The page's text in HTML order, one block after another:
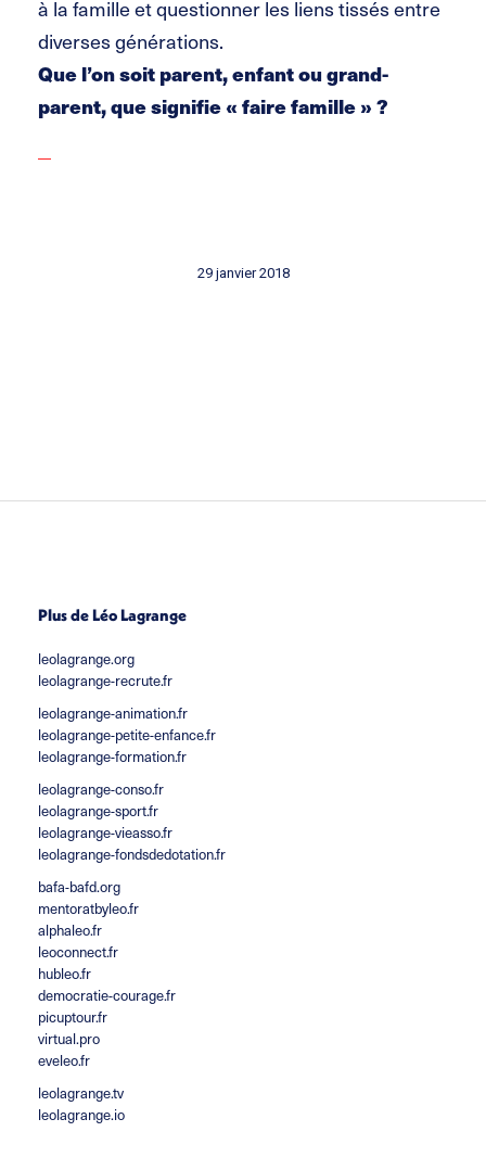
à la famille et questionner les liens tissés entre
diverses générations.
Que l’on soit parent, enfant ou grand-
parent, que signifie « faire famille » ?
29 janvier 2018
Plus de Léo Lagrange
leolagrange.org
leolagrange-recrute.fr
leolagrange-animation.fr
leolagrange-petite-enfance.fr
leolagrange-formation.fr
leolagrange-conso.fr
leolagrange-sport.fr
leolagrange-vieasso.fr
leolagrange-fondsdedotation.fr
bafa-bafd.org
mentoratbyleo.fr
alphaleo.fr
leoconnect.fr
hubleo.fr
democratie-courage.fr
picuptour.fr
virtual.pro
eveleo.fr
leolagrange.tv
leolagrange.io